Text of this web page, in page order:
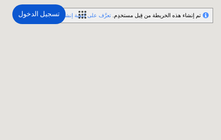
تسجيل الدخول تم إنشاء هذه الخريطة من قِبل مستخدِم. تعرَّف على كيفية إنشاء خريطتك.